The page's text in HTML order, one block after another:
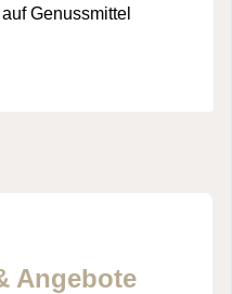
Genussmittel
Angebote